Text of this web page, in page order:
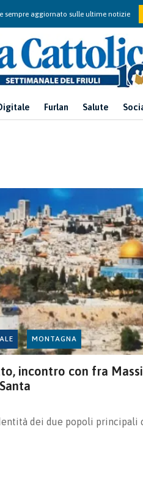
sempre aggiornato sulle ultime notizie
Furlan Salute
MONTAGNA
incontro con fra
dei due popoli principali